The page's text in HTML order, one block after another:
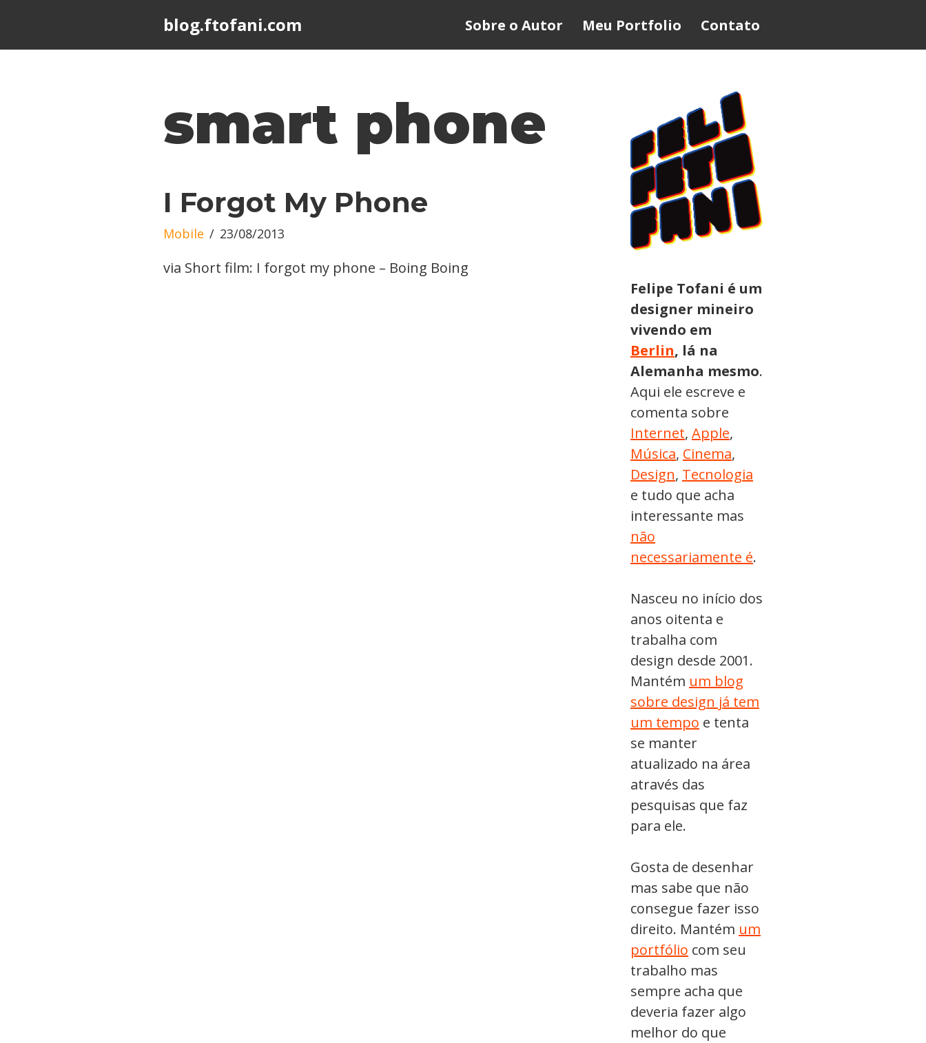
blog.ftofani.com Sobre o Autor Meu Portfolio Contato
smart phone
I Forgot My Phone
Mobile 23/08/2013
via Short film: I forgot my phone – Boing Boing
Felipe Tofani é um
designer mineiro
vivendo em
Berlin, lá na
Alemanha mesmo.
Aqui ele escreve e
comenta sobre
Internet, Apple,
Música, Cinema,
Design, Tecnologia
e tudo que acha
interessante mas
não
necessariamente é.
Nasceu no início dos
anos oitenta e
trabalha com
design desde 2001.
Mantém um blog
sobre design já tem
um tempo e tenta
se manter
atualizado na área
através das
pesquisas que faz
para ele.
Gosta de desenhar
mas sabe que não
consegue fazer isso
direito. Mantém um
portfólio com seu
trabalho mas
sempre acha que
deveria fazer algo
melhor do que